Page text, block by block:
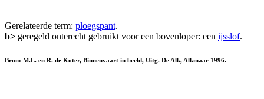
Gerelateerde term: ploegspant.
b> geregeld onterecht gebruikt voor een bovenloper: een ijsslof.
Bron: M.L. en R. de Koter, Binnenvaart in beeld, Uitg. De Alk, Alkmaar 1996.